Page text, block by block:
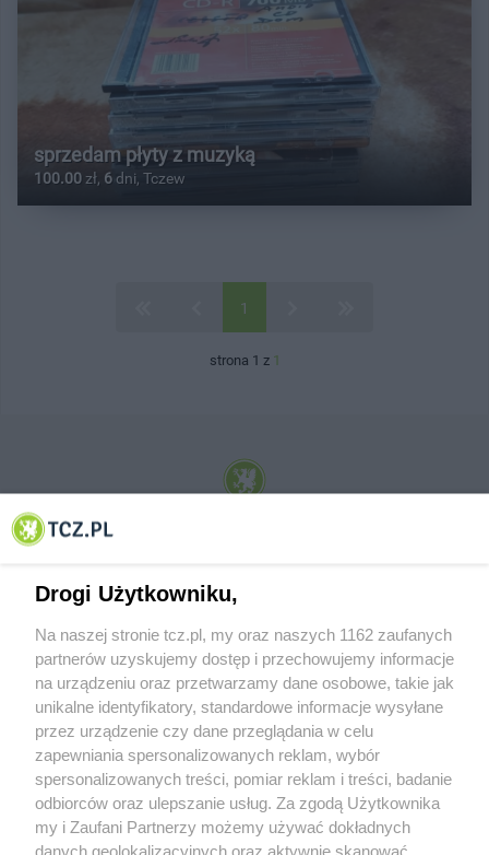
sprzedam płyty z muzyką
100.00 zł, 6dni, Tczew
1
strona 1 z 1
© 2001-2026 Tczew - TCZ.PL Sp. z o.o. Internetowy Serwis Informacyjny Miasta
O FIRMIE POLITYKA PRYWATNOŚCI HOSTING
REKLAMA WSPÓŁPRACA RSS FACEBOOK KONTAKT
Nasze serwisy
Drogi Użytkowniku,
Na naszej stronie tcz.pl, my oraz naszych 1162 zaufanych
partnerów uzyskujemy dostęp i przechowujemy informacje
na urządzeniu oraz przetwarzamy dane osobowe, takie jak
unikalne identyfikatory, standardowe informacje wysyłane
przez urządzenie czy dane przeglądania w celu
zapewniania spersonalizowanych reklam, wybór
spersonalizowanych treści, pomiar reklam i treści, badanie
odbiorców oraz ulepszanie usług. Za zgodą Użytkownika
my i Zaufani Partnerzy możemy używać dokładnych
danych geolokalizacyjnych oraz aktywnie skanować